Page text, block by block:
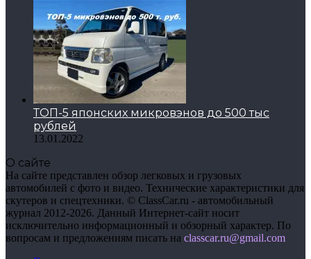
ТОП-5 японских микровэнов до 500 тыс
рублей
13.01.2022
О сайте
На сайте представлен обзор легковых и грузовых
автомобилей с фото и видео. Технические характеристики для
скутеров и спецтехники. © ClassCar.ru - автомобильный
журнал 2012-2026. Данный Интернет-сайт носит
исключительно информационный и обзорный характер. По
вопросам и предложениям писать на сlasscar.ru@gmail.com